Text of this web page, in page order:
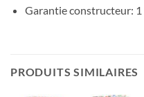
Garantie constructeur: 1
PRODUITS SIMILAIRES